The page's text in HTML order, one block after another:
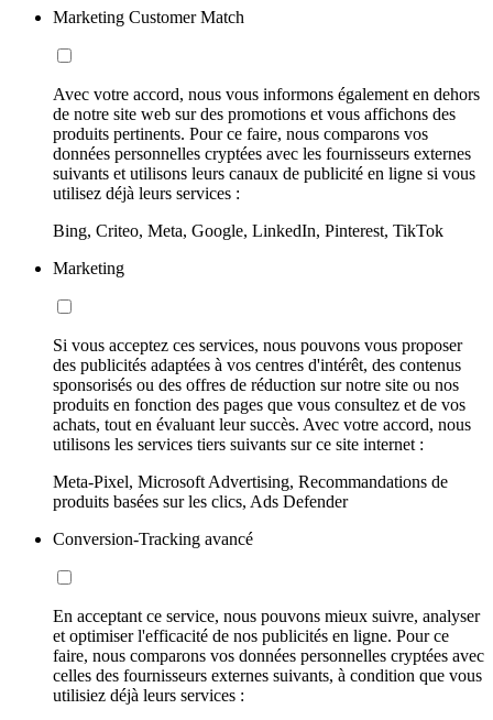
Marketing Customer Match
Avec votre accord, nous vous informons également en dehors
de notre site web sur des promotions et vous affichons des
produits pertinents. Pour ce faire, nous comparons vos
données personnelles cryptées avec les fournisseurs externes
suivants et utilisons leurs canaux de publicité en ligne si vous
utilisez déjà leurs services :
Bing, Criteo, Meta, Google, LinkedIn, Pinterest, TikTok
Marketing
Si vous acceptez ces services, nous pouvons vous proposer
des publicités adaptées à vos centres d'intérêt, des contenus
sponsorisés ou des offres de réduction sur notre site ou nos
produits en fonction des pages que vous consultez et de vos
achats, tout en évaluant leur succès. Avec votre accord, nous
utilisons les services tiers suivants sur ce site internet :
Meta-Pixel, Microsoft Advertising, Recommandations de
produits basées sur les clics, Ads Defender
Conversion-Tracking avancé
En acceptant ce service, nous pouvons mieux suivre, analyser
et optimiser l'efficacité de nos publicités en ligne. Pour ce
faire, nous comparons vos données personnelles cryptées avec
celles des fournisseurs externes suivants, à condition que vous
utilisiez déjà leurs services :